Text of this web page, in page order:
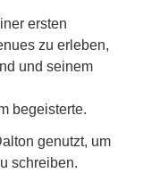
ersten
zu erleben,
und seinem
begeisterte.
genutzt, um
schreiben.